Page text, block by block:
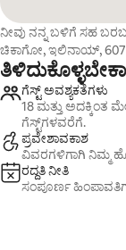
ನೀವು ನನ್ನ ಬಳಿಗೆ ಸಹ
ಚಿಕಾಗೋ, ಇಲಿನಾಯ್,
ಗೆಸ್ಟ್ ಅವಶ್ಯಕತೆಗಳು
18 ಮತ್ತು ಅದಕ್ಕಿಂತ
ಗೆಸ್ಟ್‌ಗಳವರೆಗೆ.
ಪ್ರವೇಶಾವಕಾಶ
ವಿವರಗಳಿಗಾಗಿ ನಿಮ್ಮ
ರದ್ದತಿ ನೀತಿ
ಸಂಪೂರ್ಣ